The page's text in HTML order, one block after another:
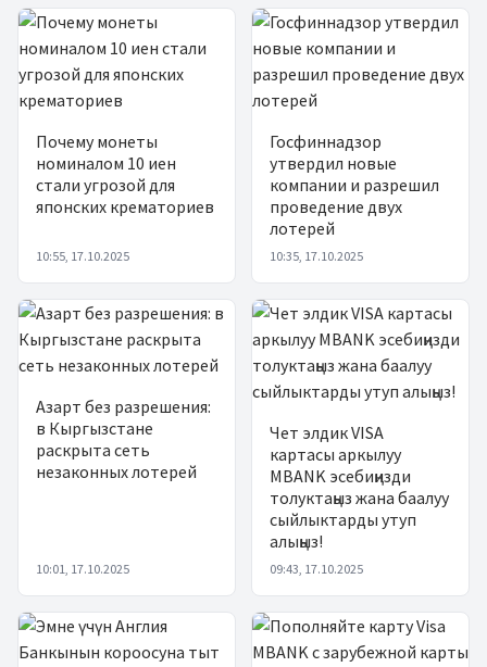
Почему монеты
номиналом 10 иен
стали угрозой для
японских крематориев
10:55, 17.10.2025
Госфиннадзор
утвердил новые
компании и разрешил
проведение двух
лотерей
10:35, 17.10.2025
Азарт без разрешения:
в Кыргызстане
раскрыта сеть
незаконных лотерей
10:01, 17.10.2025
Чет элдик VISA
картасы аркылуу
MBANK эсебиңизди
толуктаңыз жана баалуу
сыйлыктарды утуп
алыңыз!
09:43, 17.10.2025